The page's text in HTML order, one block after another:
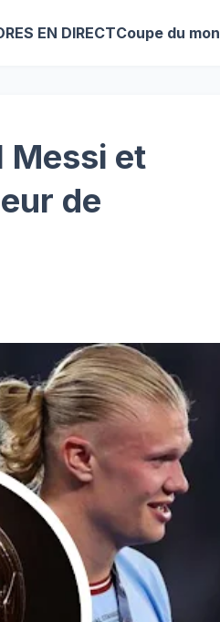
EN DIRECTCoupe du
Messi et
de